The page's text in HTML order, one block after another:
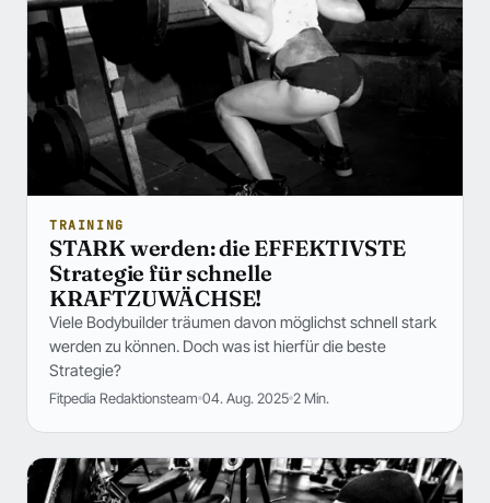
TRAINING
STARK werden: die EFFEKTIVSTE
Strategie für schnelle
KRAFTZUWÄCHSE!
Viele Bodybuilder träumen davon möglichst schnell stark
werden zu können. Doch was ist hierfür die beste
Strategie?
Fitpedia Redaktionsteam 04. Aug. 2025 2 Min.